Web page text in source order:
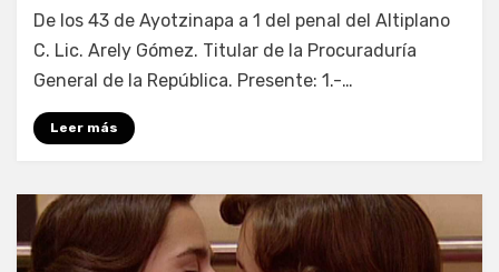
por Enrique
De los 43 de Ayotzinapa a 1 del penal del Altiplano
C. Lic. Arely Gómez. Titular de la Procuraduría
General de la República. Presente: 1.-…
Leer más